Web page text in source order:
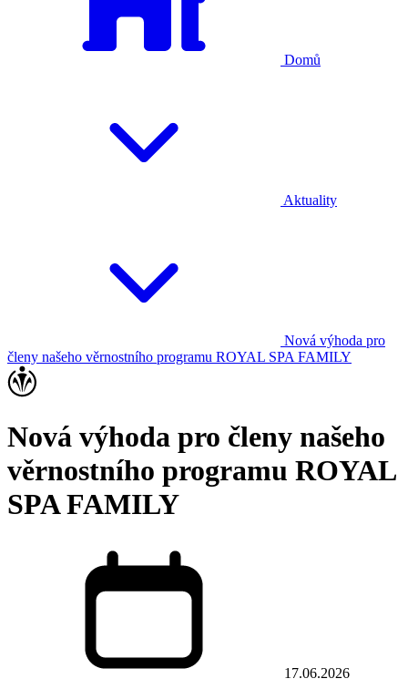
Domů
Aktuality
Nová výhoda pro
členy našeho věrnostního programu ROYAL SPA FAMILY
Nová výhoda pro členy našeho
věrnostního programu ROYAL
SPA FAMILY
17.06.2026